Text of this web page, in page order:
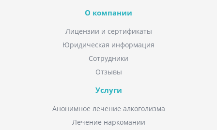
О компании
Лицензии и сертификаты
Юридическая информация
Сотрудники
Отзывы
Услуги
Анонимное лечение алкоголизма
Лечение наркомании